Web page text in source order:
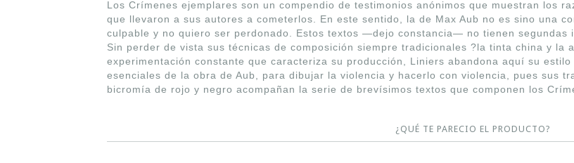
Los Crímenes ejemplares son un compendio de testimonios anónimos que muestran los
que llevaron a sus autores a cometerlos. En este sentido, la de Max Aub no es sino una
culpable y no quiero ser perdonado. Estos textos —dejo constancia— no tienen segundas
Sin perder de vista sus técnicas de composición siempre tradicionales ?la tinta china y la
experimentación constante que caracteriza su producción, Liniers abandona aquí su
esenciales de la obra de Aub, para dibujar la violencia y hacerlo con violencia, pues sus
bicromía de rojo y negro acompañan la serie de brevísimos textos que componen los
¿QUÉ TE PARECIO EL PRODUCTO?